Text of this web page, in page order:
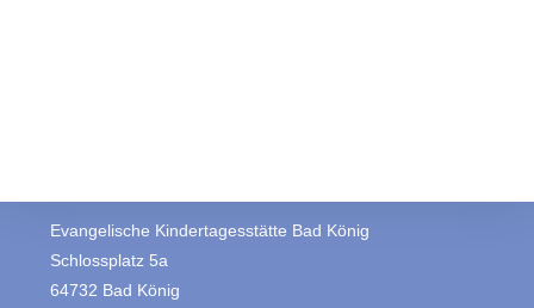
Evangelische Kindertagesstätte Bad König
Schlossplatz 5a
64732 Bad König